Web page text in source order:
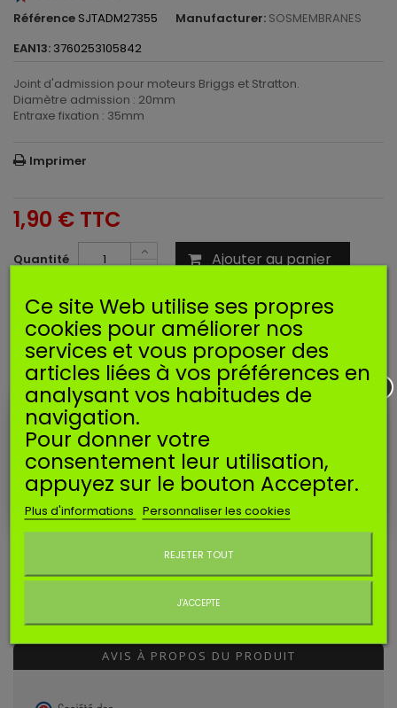
Référence SJTADM27355 Manufacturer: SOSMEMBRANES
EAN13: 3760253105842
Joint d'admission pour moteurs Briggs et Stratton.
Diamètre admission : 20mm
Entraxe fixation : 35mm
Imprimer
1,90 € TTC
Quantité Ajouter au panier
EN SAVOIR PLUS
Diamètre admission : 20mm
Entraxe fixation : 35mm
Epaisseur : 1,2mm
Ce joint est utilisé sur les moteurs suivants* :
BRIGGS & STRATTON: 3-5HP, 5HP Horizontal, séries 60000 et
80000.
*Données indicatives et non exhaustives.
AVIS À PROPOS DU PRODUIT
Ce site Web utilise ses propres
cookies pour améliorer nos
services et vous proposer des
articles liées à vos préférences en
analysant vos habitudes de
navigation.
Pour donner votre
consentement leur utilisation,
appuyez sur le bouton Accepter.
Plus d'informations Personnaliser les cookies
REJETER TOUT
J'ACCEPTE